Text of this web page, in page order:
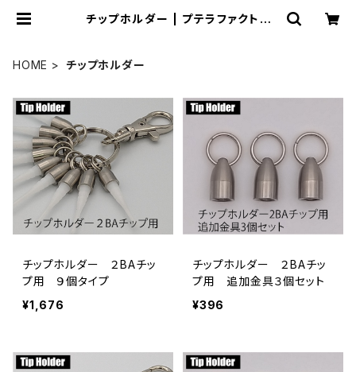
チップホルダー | プテラファクトリ
HOME チップホルダー
チップホルダー ２BAチッ
プ用 ９個タイプ
¥1,676
チップホルダー ２BAチッ
プ用 追加金具３個セット
¥396